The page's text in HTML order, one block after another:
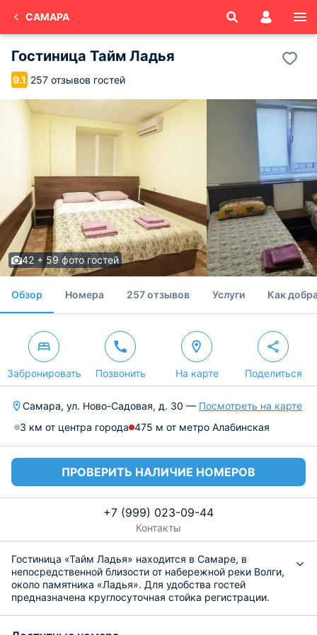
САМАРА
Гостиница Тайм Ладья
9.1 257 отзывов гостей
42 + 59 фото гостей
Обзор Номера 257 отзывов Услуги Как
Забронировать Позвонить На карте Поделиться
Самара, ул. Ново-Садовая, д. 30 — Посмотреть на карте
3 км от центра города 475 м от метро Алабинская
ПРОВЕРИТЬ НАЛИЧИЕ НОМЕРОВ
+7 (999) 023-09-44
Контакты
Гостиница «Тайм Ладья» находится в Самаре, в
непосредственной близости от набережной реки Волги,
около памятника «Ладья». Для удобства гостей
предназначена круглосуточная стойка регистрации.